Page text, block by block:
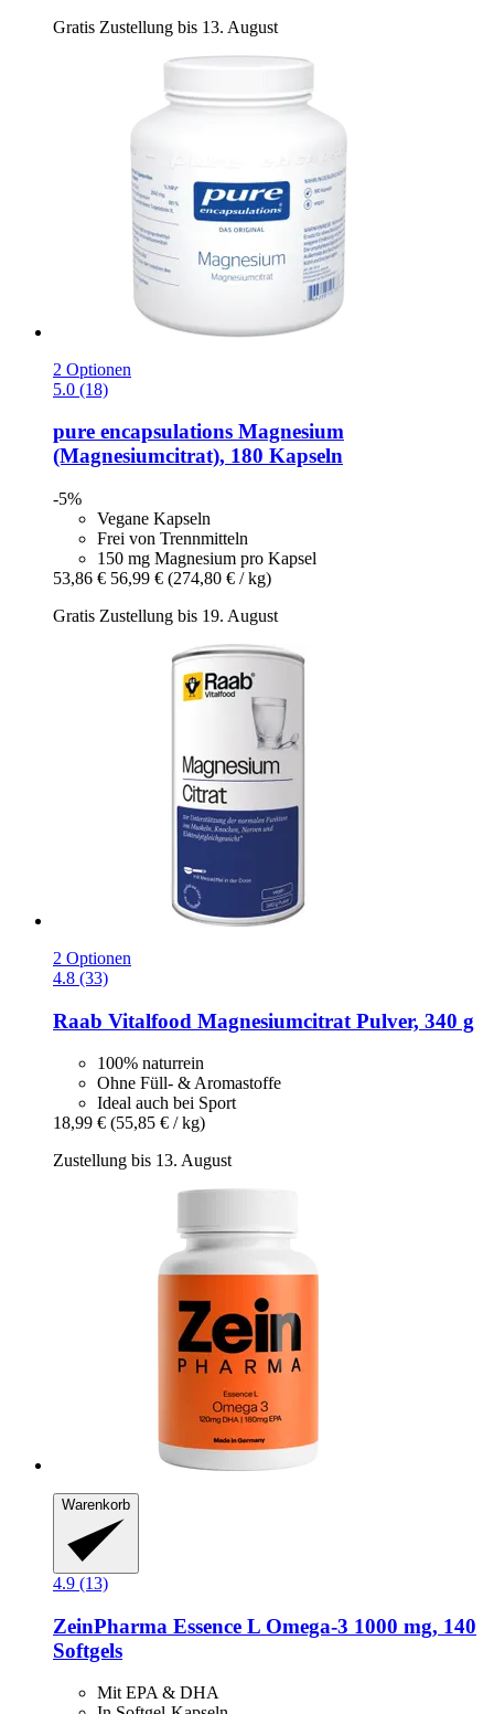
Gratis Zustellung bis 13. August
2 Optionen
5.0 (18)
pure encapsulations Magnesium
(Magnesiumcitrat), 180 Kapseln
-5%
Vegane Kapseln
Frei von Trennmitteln
150 mg Magnesium pro Kapsel
53,86 € 56,99 € (274,80 € / kg)
Gratis Zustellung bis 19. August
2 Optionen
4.8 (33)
Raab Vitalfood Magnesiumcitrat Pulver, 340 g
100% naturrein
Ohne Füll- & Aromastoffe
Ideal auch bei Sport
18,99 € (55,85 € / kg)
Zustellung bis 13. August
Warenkorb
4.9 (13)
ZeinPharma Essence L Omega-​3 1000 mg, 140
Softgels
Mit EPA & DHA